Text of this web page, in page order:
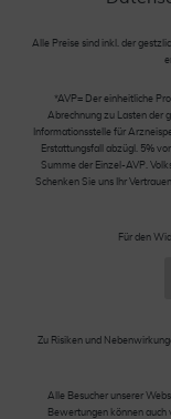
Alle Preise sind inkl. der
*AVP= Der einheitliche
Abrechnung zu Lasten der
Informationsstelle für
Erstattungsfall abzügl. 5%
Summe der Einzel-AVP.
Schenken Sie uns Ihr
Für den
Zu Risiken und
Alle Besucher unserer
Bewertungen können auch